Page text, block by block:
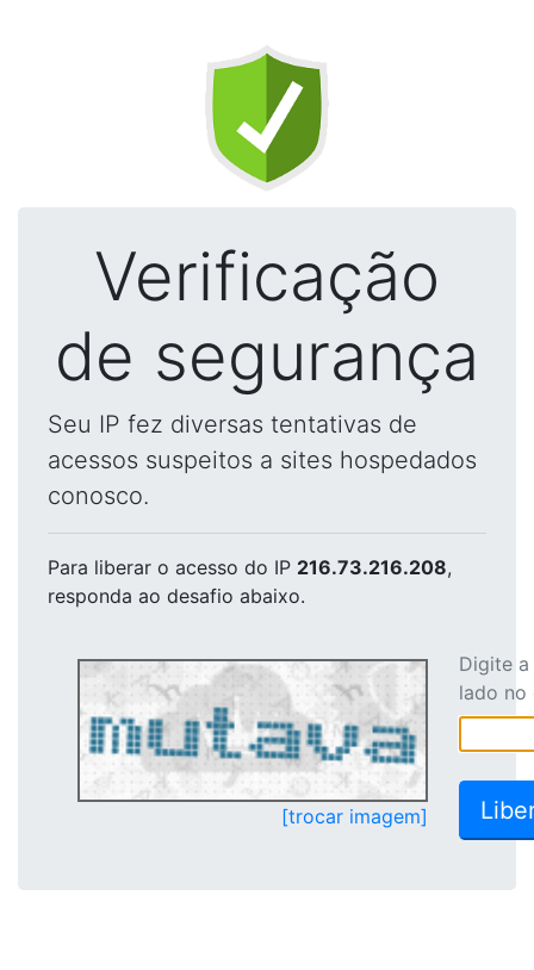
Verificação
de segurança
Seu IP fez diversas tentativas de
acessos suspeitos a sites hospedados
conosco.
Para liberar o acesso do IP 216.73.216.208,
responda ao desafio abaixo.
[trocar imagem]
Digite
lado no